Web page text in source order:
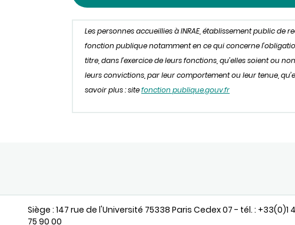
Les personnes accueillies à INRAE, établissement public
fonction publique notamment en ce qui concerne
titre, dans l’exercice de leurs fonctions, qu’elles soient ou
leurs convictions, par leur comportement ou leur tenue,
savoir plus : sitefonction publique.gouv.fr
Siège : 147 rue de l'Université 75338 Paris Cedex 07 - tél. : +33(0)1
75 90 00